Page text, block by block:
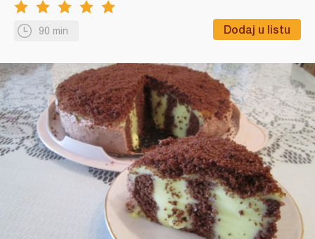
90 min Dodaj u listu